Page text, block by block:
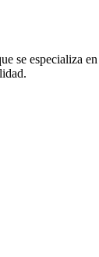
se especializa